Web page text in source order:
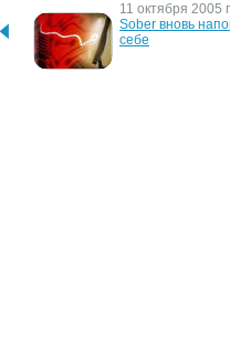
11 октября 2005
Sober вновь
себе